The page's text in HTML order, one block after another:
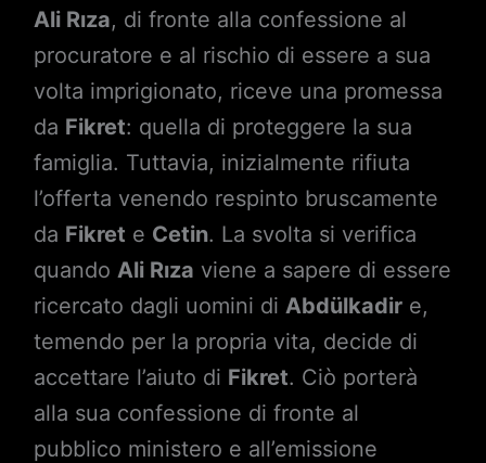
Ali Rıza, di fronte alla confessione al
procuratore e al rischio di essere a sua
volta imprigionato, riceve una promessa
da Fikret: quella di proteggere la sua
famiglia. Tuttavia, inizialmente rifiuta
l’offerta venendo respinto bruscamente
da Fikret e Cetin. La svolta si verifica
quando Ali Rıza viene a sapere di essere
ricercato dagli uomini di Abdülkadire,
temendo per la propria vita, decide di
accettare l’aiuto di Fikret. Ciò porterà
alla sua confessione di fronte al
pubblico ministero e all’emissione